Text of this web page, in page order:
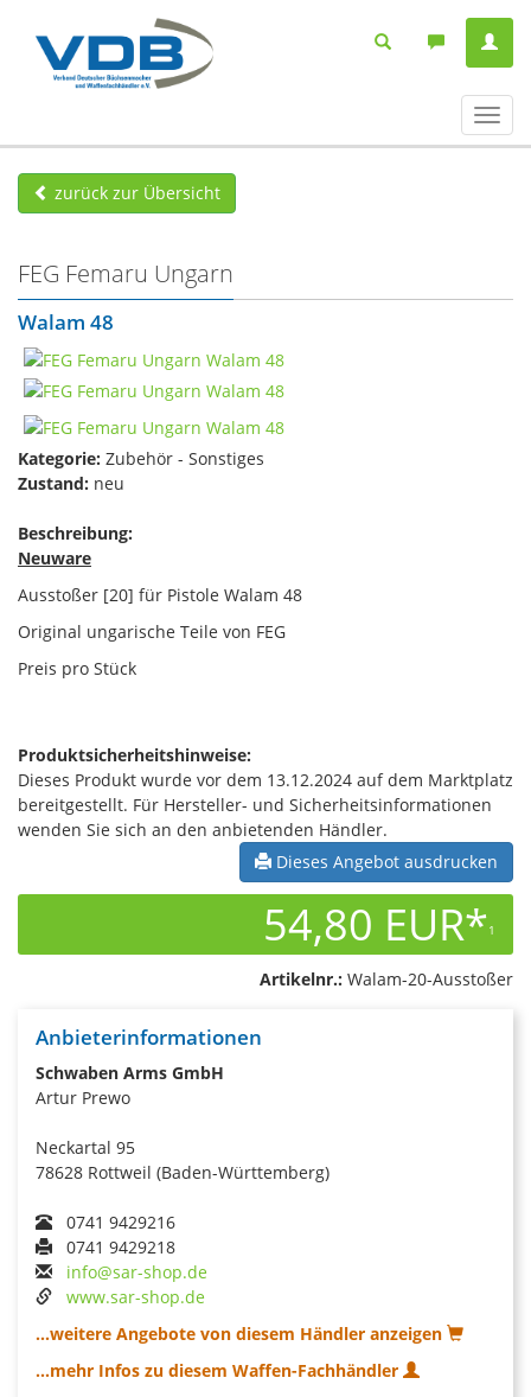
ein-/
zurück zur Übersicht
FEG Femaru Ungarn
Walam 48
Kategorie: Zubehör - Sonstiges
Zustand: neu
Beschreibung:
Neuware
Ausstoßer [20] für Pistole Walam 48
Original ungarische Teile von FEG
Preis pro Stück
Produktsicherheitshinweise:
Dieses Produkt wurde vor dem 13.12.2024 auf dem Marktplatz
bereitgestellt. Für Hersteller- und Sicherheitsinformationen
wenden Sie sich an den anbietenden Händler.
Dieses Angebot ausdrucken
54,80 EUR*1
Artikelnr.: Walam-20-Ausstoßer
Anbieterinformationen
Schwaben Arms GmbH
Artur Prewo
Neckartal 95
78628 Rottweil (Baden-Württemberg)
0741 9429216
0741 9429218
info@sar-shop.de
www.sar-shop.de
...weitere Angebote von diesem Händler anzeigen
...mehr Infos zu diesem Waffen-Fachhändler